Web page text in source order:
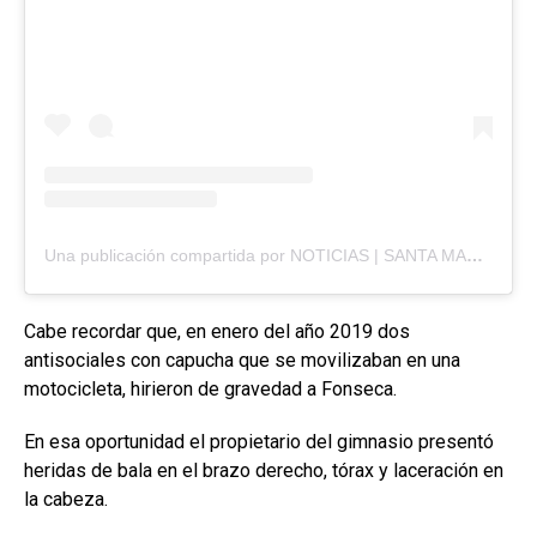
Una publicación compartida por NOTICIAS | SANTA MARTA AL DÍA (@santamartaaldia)
Cabe recordar que, en enero del año 2019 dos
antisociales con capucha que se movilizaban en una
motocicleta, hirieron de gravedad a Fonseca.
En esa oportunidad el propietario del gimnasio presentó
heridas de bala en el brazo derecho, tórax y laceración en
la cabeza.